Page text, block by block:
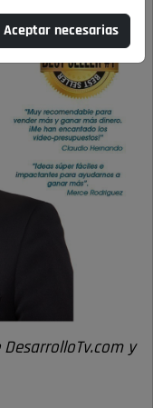
y
Aceptar necesarias